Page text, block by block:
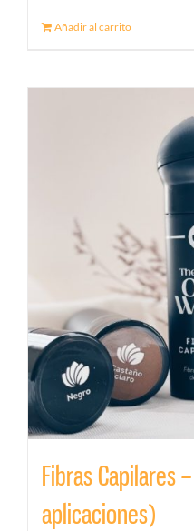
Añadir al carrito
Fibras Capilares
aplicaciones)